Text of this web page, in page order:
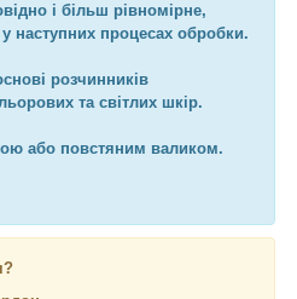
і більш рівномірне,
наступних процесах обробки.
розчинників
та світлих шкір.
або повстяним валиком.